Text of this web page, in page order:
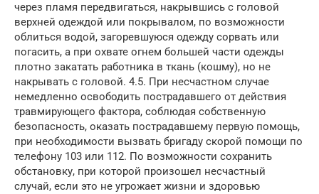
через пламя передвигаться, накрывшись с головой
верхней одеждой или покрывалом, по возможности
облиться водой, загоревшуюся одежду сорвать или
погасить, а при охвате огнем большей части одежды
плотно закатать работника в ткань (кошму), но не
накрывать с головой. 4.5. При несчастном случае
немедленно освободить пострадавшего от действия
травмирующего фактора, соблюдая собственную
безопасность, оказать пострадавшему первую помощь,
при необходимости вызвать бригаду скорой помощи по
телефону 103 или 112. По возможности сохранить
обстановку, при которой произошел несчастный
случай, если это не угрожает жизни и здоровью